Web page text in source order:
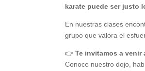
karate puede ser justo
En nuestras clases
grupo que valora el
👉Te invitamos a venir
Conoce nuestro dojo,